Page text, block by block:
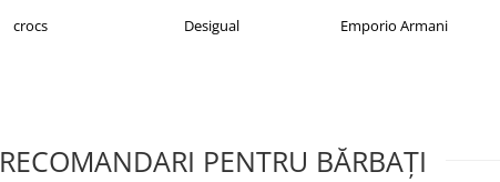
crocs Desigual Emporio Armani
RECOMANDARI PENTRU BĂRBAŢI